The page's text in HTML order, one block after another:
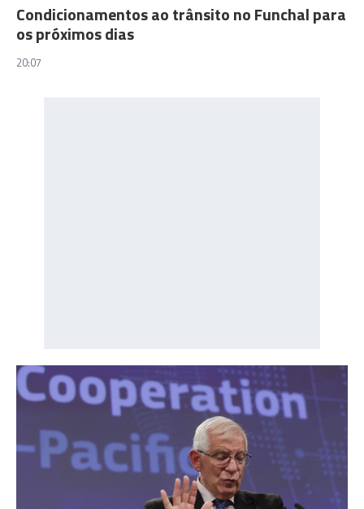
Condicionamentos ao trânsito no Funchal para
os próximos dias
20:07